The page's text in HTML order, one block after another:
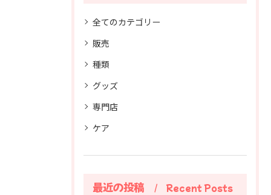
全てのカテゴリー
販売
種類
グッズ
専門店
ケア
最近の投稿 Recent Posts